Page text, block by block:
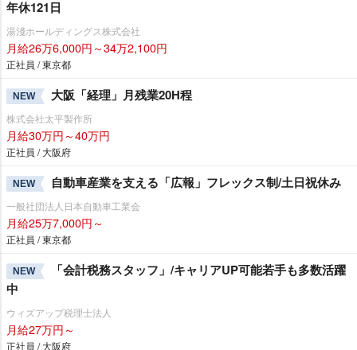
年休121日
湯淺ホールディングス株式会社
月給26万6,000円～34万2,100円
正社員 / 東京都
NEW 大阪「経理」月残業20H程
株式会社太平製作所
月給30万円～40万円
正社員 / 大阪府
NEW 自動車産業を支える「広報」フレックス制/土日祝休み
一般社団法人日本自動車工業会
月給25万7,000円～
正社員 / 東京都
NEW
「会計税務スタッフ」/キャリアUP可能若手も多数活躍
中
ウィズアップ税理士法人
月給27万円～
正社員 / 大阪府